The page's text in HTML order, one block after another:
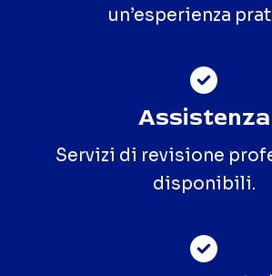
un’esperienza
Assistenza
Servizi di revisione
disponibili.